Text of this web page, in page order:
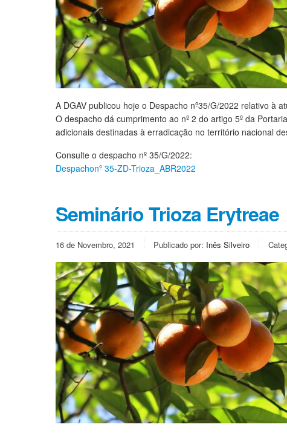
A DGAV publicou hoje o Despacho nº35/G/2022 relativo à
O despacho dá cumprimento ao nº 2 do artigo 5º da
adicionais destinadas à erradicação no território nacional
Consulte o despacho nº 35/G/2022:
Despachonº 35-ZD-Trioza_ABR2022
Seminário Trioza Erytreae
16 de Novembro, 2021 Publicado por: Inês Silveiro